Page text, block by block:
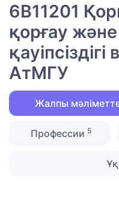
6B11201
қорғау және
АтМГУ
Жалпы
Профессии 5